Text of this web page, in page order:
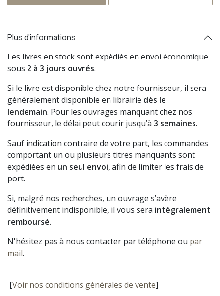
Plus d'informations
Les livres en stock sont expédiés en envoi économique
sous 2 à 3 jours ouvrés.
Si le livre est disponible chez notre fournisseur, il sera
généralement disponible en librairie dès le
lendemain. Pour les ouvrages manquant chez nos
fournisseur, le délai peut courir jusqu’à 3 semaines.
Sauf indication contraire de votre part, les commandes
comportant un ou plusieurs titres manquants sont
expédiées en un seul envoi, afin de limiter les frais de
port.
Si, malgré nos recherches, un ouvrage s’avère
définitivement indisponible, il vous sera intégralement
remboursé.
N'hésitez pas à nous contacter par téléphone ou par
mail.
[Voir nos conditions générales de vente]